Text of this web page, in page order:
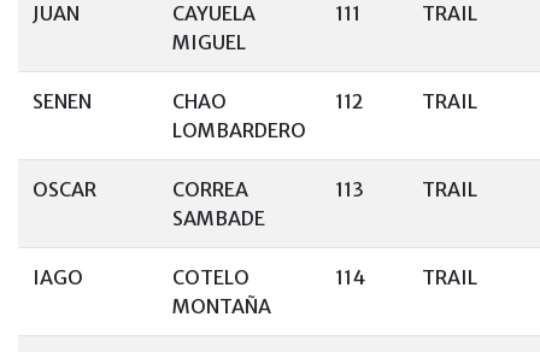
JUAN
CAYUELA
MIGUEL
111 TRAIL
SENEN
CHAO
LOMBARDERO
112 TRAIL
OSCAR
CORREA
SAMBADE
113 TRAIL
IAGO
COTELO
MONTAÑA
114 TRAIL